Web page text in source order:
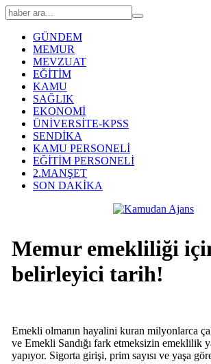
GÜNDEM
MEMUR
MEVZUAT
EĞİTİM
KAMU
SAĞLIK
EKONOMİ
ÜNİVERSİTE-KPSS
SENDİKA
KAMU PERSONELİ
EĞİTİM PERSONELİ
2.MANŞET
SON DAKİKA
Memur emekliliği
belirleyici tarih!
Emekli olmanın hayalini kuran milyonlarca
ve Emekli Sandığı fark etmeksizin emeklilik
yapıyor. Sigorta girişi, prim sayısı ve yaşa